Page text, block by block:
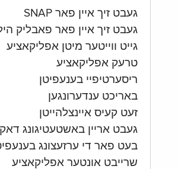
געבט זיך איין פאר SNAP
געבט זיך איין פאר פאבליק
גייט ווייטער מיטן אפליקאציע
טרעק אפליקאציע
ריסערטיפיי בענעפיטן
באריכט ענדערונגען
זעט קעיס איינצלהייטן
געבט אריין באשטעטיגונג
בעט פאר די ערזעצונג
שרייבט אונטער אפליקאציע